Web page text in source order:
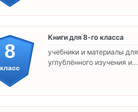
8
класс
Книги для 8-го класса
учебники и материалы для
углублённого изучения и